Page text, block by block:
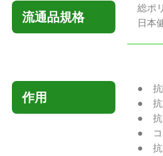
流通品規格
総ポ
日本
作用
● 抗
● 抗
● 抗
● コ
● 抗